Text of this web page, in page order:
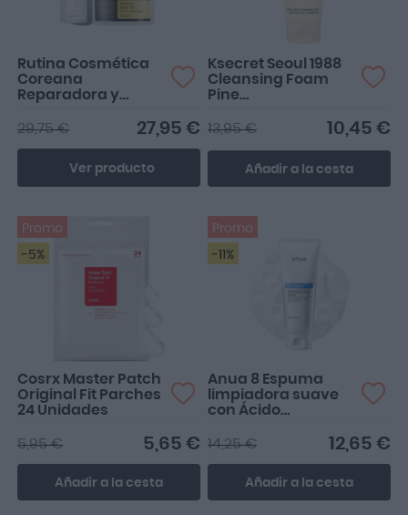
Rutina Cosmética
Coreana
Reparadora y
27,95 €
29,75 €
Ver producto
Ksecret Seoul 1988
Cleansing Foam
Pine
ml
10,45 €
13,95 €
Añadir a la cesta
Promo
-5%
Cosrx Master Patch
Original Fit Parches
24 Unidades
5,65 €
5,95 €
Añadir a la cesta
Promo
-11%
Anua 8 Espuma
limpiadora suave
con Ácido
12,65 €
14,25 €
Añadir a la cesta